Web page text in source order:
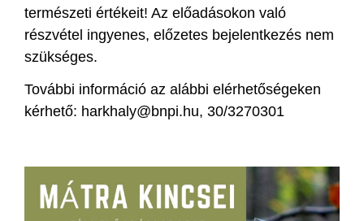
természeti értékeit! Az előadásokon való
részvétel ingyenes, előzetes bejelentkezés nem
szükséges.
További információ az alábbi elérhetőségeken
kérhető: harkhaly@bnpi.hu, 30/3270301